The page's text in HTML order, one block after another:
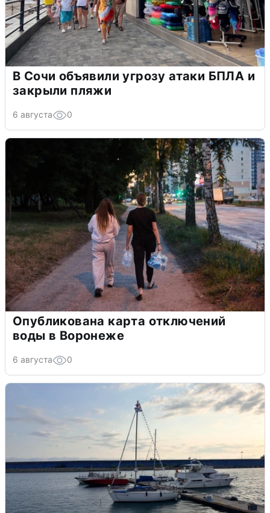
В Сочи объявили угрозу атаки БПЛА и
закрыли пляжи
6 августа 0
Опубликована карта отключений
воды в Воронеже
6 августа 0